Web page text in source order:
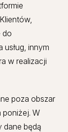
do
innym
w realizacji
poza obszar
poniżej. W
dane będą